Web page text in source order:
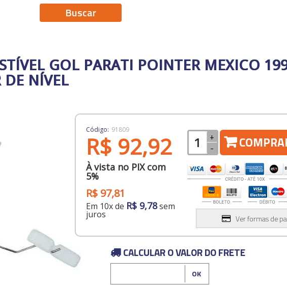
Buscar
GOL PARATI POINTER MEXICO
DE NÍVEL
Código: 91809
R$ 92,92
À vista no PIX com
5%
R$ 97,81
Em 10x de R$ 9,78sem
juros
+
-
Ver formas de
CALCULAR O VALOR DO FRETE